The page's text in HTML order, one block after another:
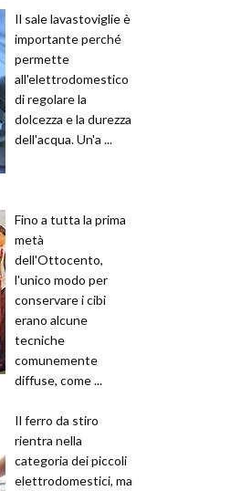
Il sale lavastoviglie è
importante perché
permette
all'elettrodomestico
di regolare la
dolcezza e la durezza
dell'acqua. Un'a ...
Fino a tutta la prima
metà
dell'Ottocento,
l'unico modo per
conservare i cibi
erano alcune
tecniche
comunemente
diffuse, come ...
Il ferro da stiro
rientra nella
categoria dei piccoli
elettrodomestici, ma